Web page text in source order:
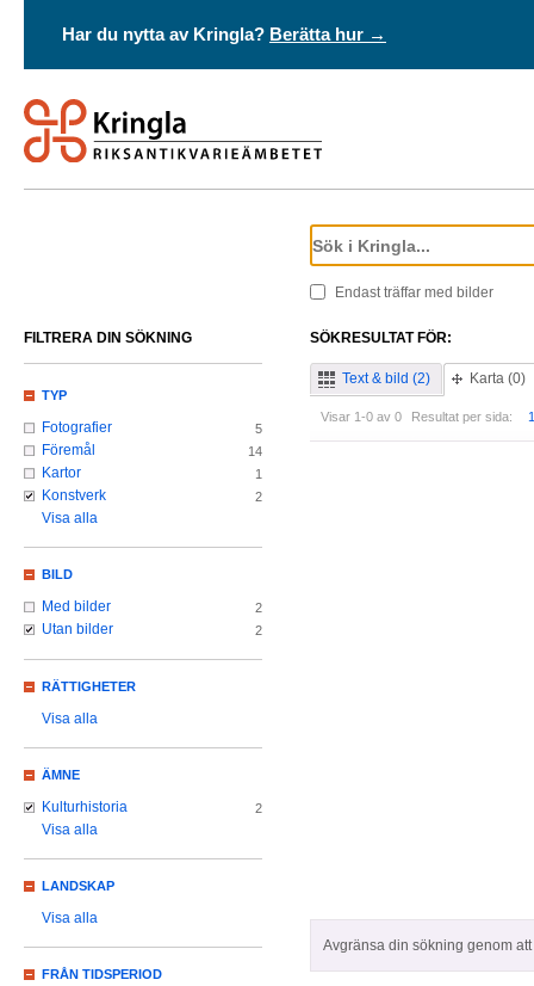
Har du nytta av Kringla? Berätta hur →
Endast träffar med bilder
SÖKRESULTAT FÖR:
Text & bild (2) Karta (0)
Visar 1-0 av 0 Resultat per sida:
Avgränsa din sökning genom
FILTRERA DIN SÖKNING
TYP
Fotografier 5
Föremål 14
Kartor 1
Konstverk 2
Visa alla
BILD
Med bilder 2
Utan bilder 2
RÄTTIGHETER
Visa alla
ÄMNE
Kulturhistoria 2
Visa alla
LANDSKAP
Visa alla
FRÅN TIDSPERIOD